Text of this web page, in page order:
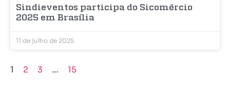
Sindieventos participa do Sicomércio
2025 em Brasília
11 de julho de 2025
1 2 3 … 15